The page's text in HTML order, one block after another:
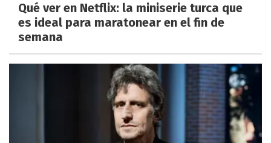
Qué ver en Netflix: la miniserie turca que
es ideal para maratonear en el fin de
semana